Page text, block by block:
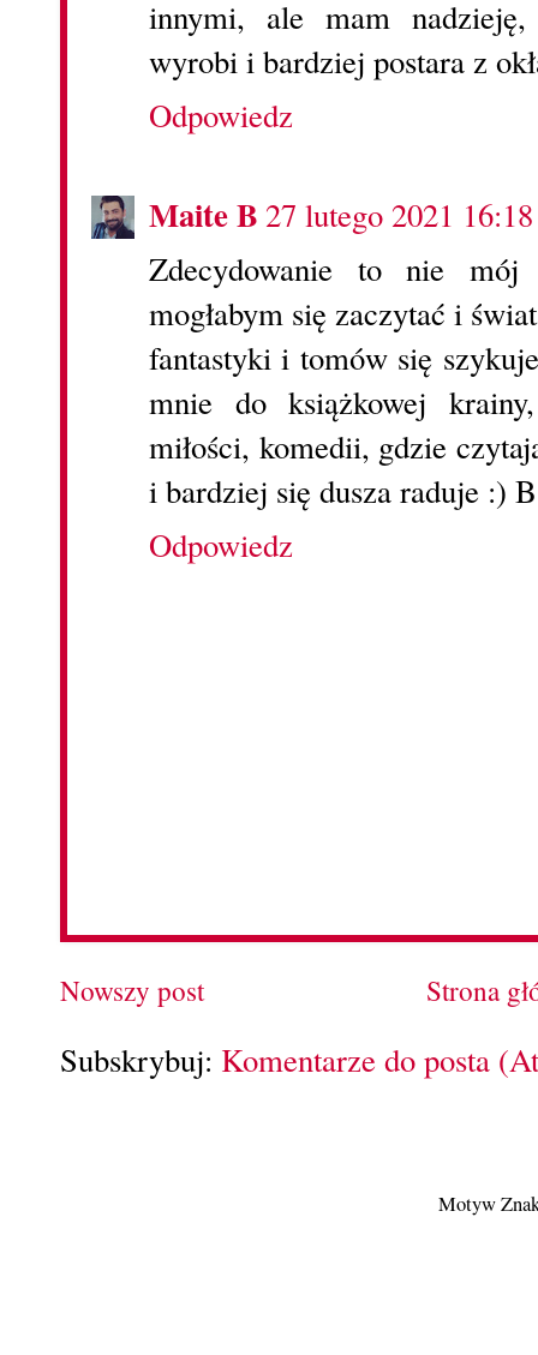
innymi, ale mam
wyrobi i bardziej postara z
Odpowiedz
Maite B 27 lutego 2021 16:18
Zdecydowanie to nie
mogłabym się zaczytać i
fantastyki i tomów się
mnie do książkowej
miłości, komedii, gdzie
i bardziej się dusza raduje :)
Odpowiedz
Nowszy post Strona
Subskrybuj: Komentarze do posta
Motyw